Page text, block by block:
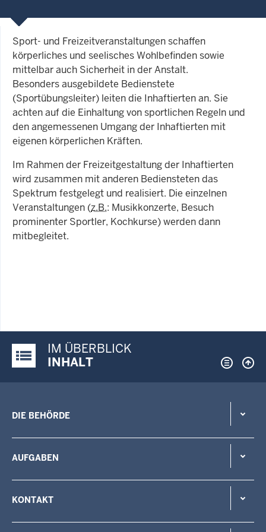
Sport- und Freizeitveranstaltungen schaffen
körperliches und seelisches Wohlbefinden sowie
mittelbar auch Sicherheit in der Anstalt.
Besonders ausgebildete Bedienstete
(Sportübungsleiter) leiten die Inhaftierten an. Sie
achten auf die Einhaltung von sportlichen Regeln und
den angemessenen Umgang der Inhaftierten mit
eigenen körperlichen Kräften.
Im Rahmen der Freizeitgestaltung der Inhaftierten
wird zusammen mit anderen Bediensteten das
Spektrum festgelegt und realisiert. Die einzelnen
Veranstaltungen (z.B.: Musikkonzerte, Besuch
prominenter Sportler, Kochkurse) werden dann
mitbegleitet.
Justiz-Portal im Überblick:
IM ÜBERBLICK
INHALT
DIE BEHÖRDE
AUFGABEN
KONTAKT